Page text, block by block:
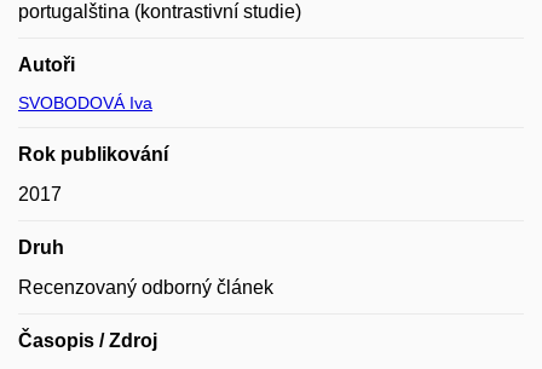
portugalština (kontrastivní studie)
Autoři
SVOBODOVÁ Iva
Rok publikování
2017
Druh
Recenzovaný odborný článek
Časopis / Zdroj